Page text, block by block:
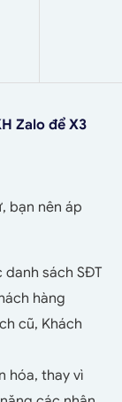
Zalo để X3
bạn nên áp
danh sách SĐT
hàng
cũ, Khách
hóa, thay vì